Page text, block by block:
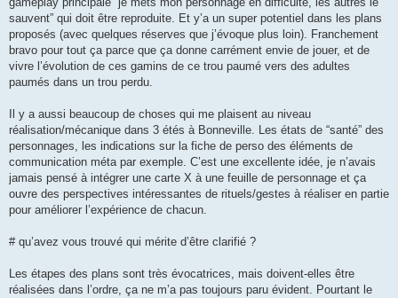
sauvent” qui doit être reproduite. Et y’a un super potentiel dans les plans
proposés (avec quelques réserves que j’évoque plus loin). Franchement
bravo pour tout ça parce que ça donne carrément envie de jouer, et de
vivre l’évolution de ces gamins de ce trou paumé vers des adultes
paumés dans un trou perdu.
Il y a aussi beaucoup de choses qui me plaisent au niveau
réalisation/mécanique dans 3 étés à Bonneville. Les états de “santé” des
personnages, les indications sur la fiche de perso des éléments de
communication méta par exemple. C’est une excellente idée, je n’avais
jamais pensé à intégrer une carte X à une feuille de personnage et ça
ouvre des perspectives intéressantes de rituels/gestes à réaliser en partie
pour améliorer l’expérience de chacun.
# qu’avez vous trouvé qui mérite d’être clarifié ?
Les étapes des plans sont très évocatrices, mais doivent-elles être
réalisées dans l’ordre, ça ne m’a pas toujours paru évident. Pourtant le